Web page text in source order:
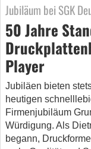
Jubiläum bei SGK
50 Jahre
Player
Jubiläen bieten
heutigen
Firmenjubiläum
Würdigung. Als
begann,